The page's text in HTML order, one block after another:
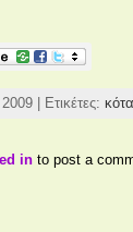
| Ετικέτες: κότα
into post a